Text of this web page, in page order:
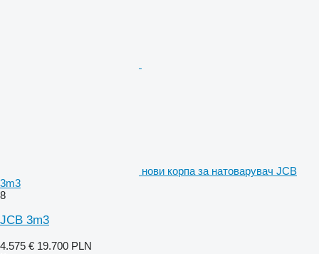
нови корпа за натоварувач JCB
3m3
8
JCB 3m3
4.575 € 19.700 PLN